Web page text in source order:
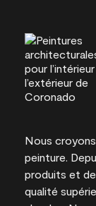
Nous
peinture.
produits et de
qualité